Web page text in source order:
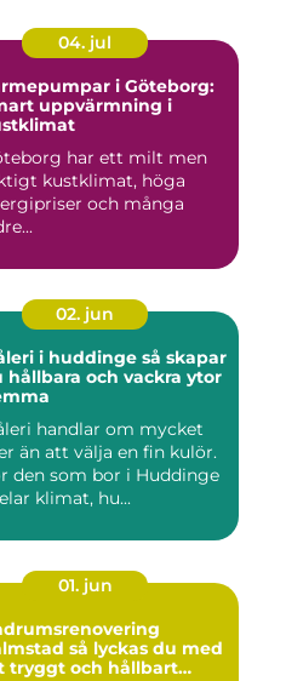
04. jul
i Göteborg:
uppvärmning i
har ett milt men
kustklimat, höga
och många
02. jun
i huddinge så skapar
hållbara och vackra ytor
handlar om mycket
än att välja en fin kulör.
den som bor i Huddinge
klimat, hu...
01. jun
så lyckas du med
tryggt och hållbart